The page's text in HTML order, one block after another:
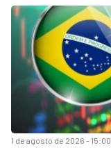
1 de agosto de 2026 - 15:00